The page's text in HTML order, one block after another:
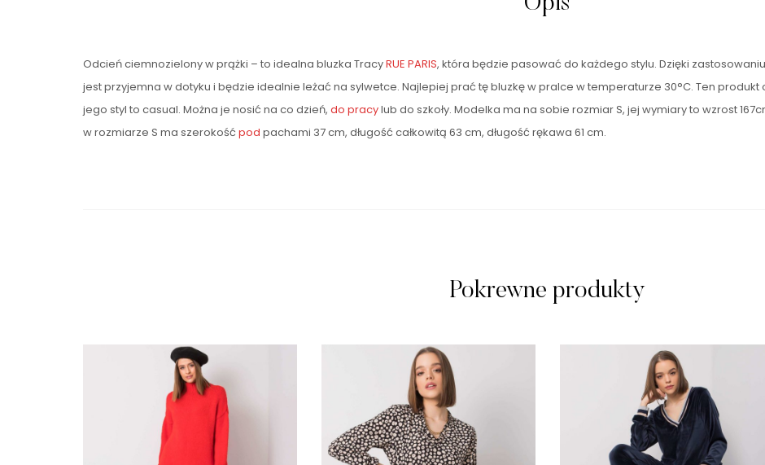
Odcień ciemnozielony w prążki – to idealna bluzka TracyRUE PARIS, która będzie pasować do każdego stylu. Dzięki
jest przyjemna w dotyku i będzie idealnie leżać na sylwetce. Najlepiej prać tę bluzkę w pralce w temperaturze 30°C. Ten produkt
jego styl to casual. Można je nosić na co dzień, do pracylub do szkoły. Modelka ma na sobie rozmiar S, jej wymiary to wzrost
w rozmiarze S ma szerokość pod pachami 37 cm, długość całkowitą 63 cm, długość rękawa 61 cm.
Pokrewne produkty